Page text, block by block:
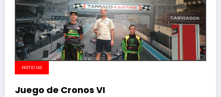
NOTICIAS
Juego de Cronos VI